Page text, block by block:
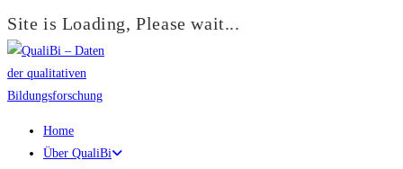
Site is Loading, Please wait...
Zum
Inhalt
springen
Home
Über QualiBi